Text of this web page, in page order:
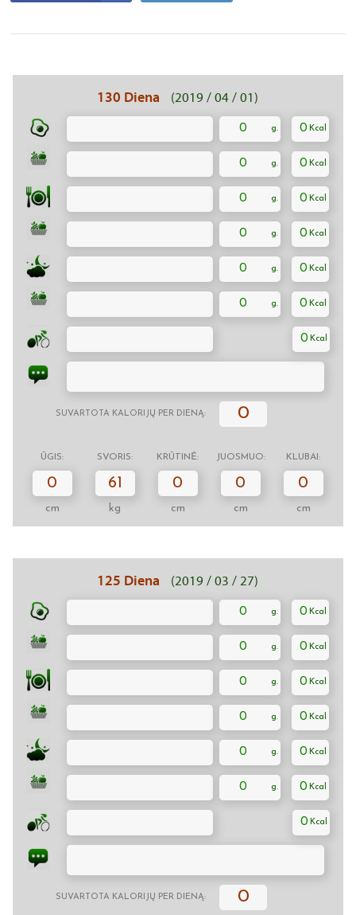
130 Diena (2019 / 04 / 01)
0 0
0 0
0 0
0 0
0 0
0 0
0
SUVARTOTA KALORIJŲ PER DIENĄ: 0
ŪGIS: SVORIS: KRŪTINĖ: JUOSMUO: KLUBAI:
0
cm
61
kg
0
cm
0
cm
0
cm
125 Diena (2019 / 03 / 27)
0 0
0 0
0 0
0 0
0 0
0 0
0
SUVARTOTA KALORIJŲ PER DIENĄ: 0